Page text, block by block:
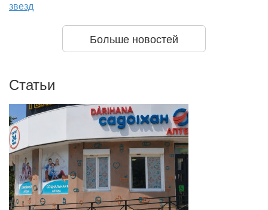
звезд
Больше новостей
Статьи